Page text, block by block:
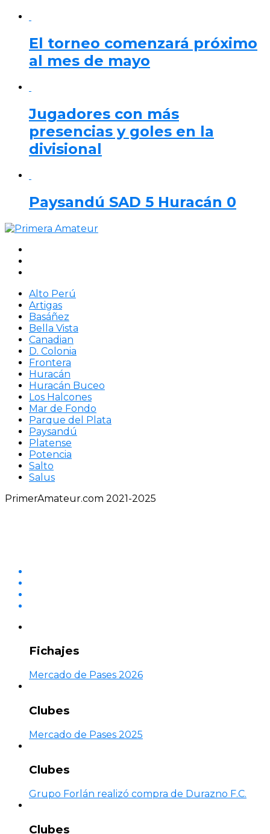
El torneo comenzará próximo
al mes de mayo
Jugadores con más
presencias y goles en la
divisional
Paysandú SAD 5 Huracán 0
Alto Perú
Artigas
Basáñez
Bella Vista
Canadian
D. Colonia
Frontera
Huracán
Huracán Buceo
Los Halcones
Mar de Fondo
Parque del Plata
Paysandú
Platense
Potencia
Salto
Salus
PrimerAmateur.com 2021-2025
Fichajes
Mercado de Pases 2026
Clubes
Mercado de Pases 2025
Clubes
Grupo Forlán realizó compra de Durazno F.C.
Clubes